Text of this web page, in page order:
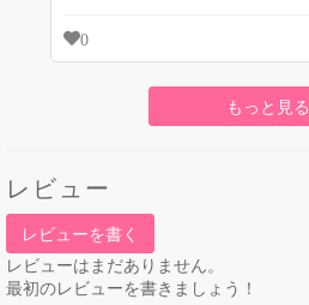
0
もっと見る
レビュー
レビューを書く
レビューはまだありません。
最初のレビューを書きましょう！